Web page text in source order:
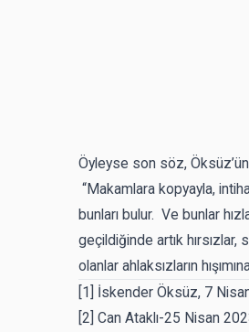
Öyleyse son söz,
“Makamlara kopyayla,
bunları bulur. Ve bunlar
geçildiğinde artık
olanlar ahlaksızların
[1] İskender Öksüz, 7
[2] Can Ataklı-25 Nisan